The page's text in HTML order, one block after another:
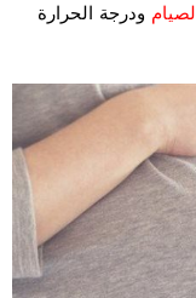
ودرجة الحرارة